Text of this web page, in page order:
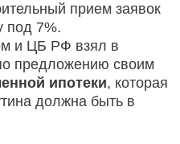
прием заявок
под 7%.
и ЦБ РФ взял в
предложению своим
ипотеки, которая
должна быть в